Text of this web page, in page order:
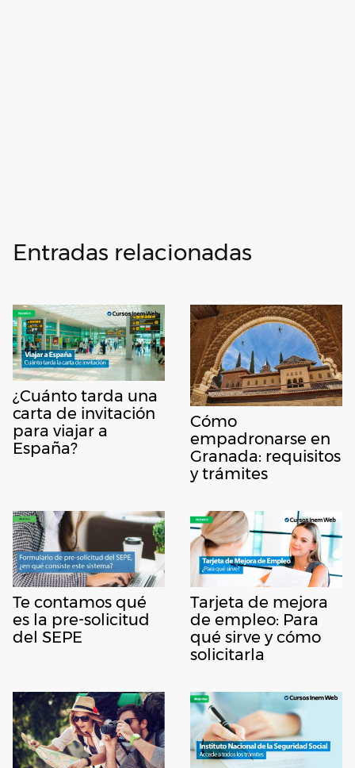
Entradas relacionadas
¿Cuánto tarda una
carta de invitación
para viajar a
España?
Cómo
empadronarse en
Granada: requisitos
y trámites
Te contamos qué
es la pre-solicitud
del SEPE
Tarjeta de mejora
de empleo: Para
qué sirve y cómo
solicitarla